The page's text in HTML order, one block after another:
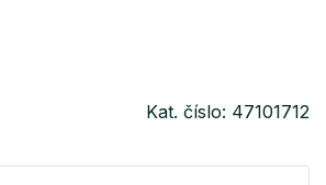
Kat. číslo: 47101712